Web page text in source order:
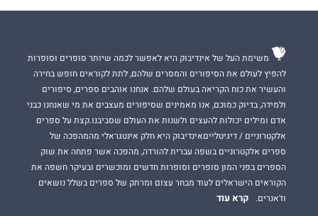
משימת העל של אינדיבוק היא לאפשר לכמה שיותר סופרים וסופרות
להפיץ לעולם את הסיפורים והמסרים שלהם, לתת לקוראים חופש בחירה
והעשיר את כוח הקריאה בעולם שלהם. אנחנו אוהבים ספרים, סיפורים
ולמידה, בדיוק כמוכם, אנו מאמינים שסיפורים מעצבים את מי שאנחנו כבני
אדם ומילים יכולות להעצים ולשנות את העולם שסביבנו.קצת על ספרים
אלקטרוניים / דיגיטלייםאינדיבוק היא חלק אינטגראלי מהמהפכה של
ספרים אלקטרוניים בשפה עברית להורדה, מהפכה אשר פתחה את שוק
הספרים בפני המון סופרים וסופרות חדשים ומוכשרים ובעיקר חשפה את
הקוראים הישראלים לעוד מבחר עצום ומרתק של ספרים בשלל נושאים
וז'אנרים.
קרא עוד